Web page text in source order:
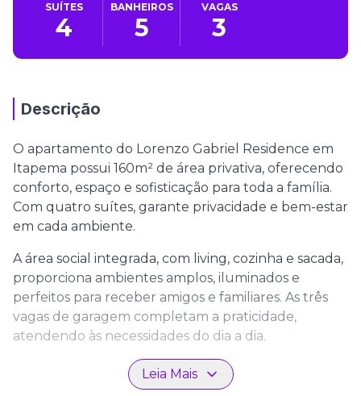
SUÍTES
4
BANHEIROS
5
VAGAS
3
Descrição
O apartamento do Lorenzo Gabriel Residence em
Itapema possui 160m² de área privativa, oferecendo
conforto, espaço e sofisticação para toda a família.
Com quatro suítes, garante privacidade e bem-estar
em cada ambiente.
A área social integrada, com living, cozinha e sacada,
proporciona ambientes amplos, iluminados e
perfeitos para receber amigos e familiares. As três
vagas de garagem completam a praticidade,
atendendo às necessidades do dia a dia.
Localizado em uma região privilegiada de Itapema,
o empreendimento une infraestrutura moderna,
Leia Mais